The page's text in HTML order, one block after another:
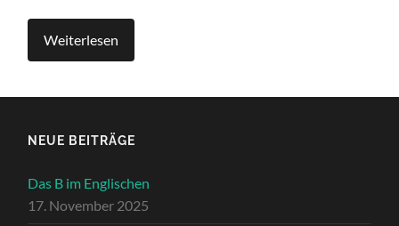
Weit­er­lesen
NEUE BEITRÄGE
Das B im Englischen
17. November 2025